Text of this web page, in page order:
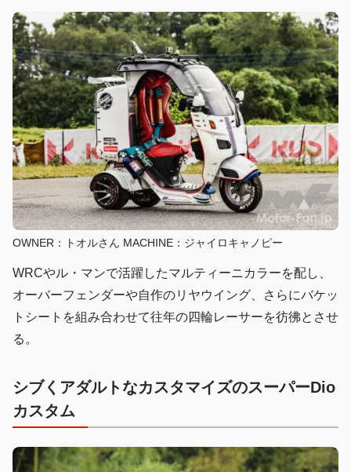
OWNER：トオルさん MACHINE：ジャイロキャノピー
WRCやル・マンで活躍したマルティーニカラーを配し、
オーバーフェンダーや自作のリヤウイング、さらにバケッ
トシートを組み合わせて往年の四輪レーサーを彷彿とさせ
る。
シブくアダルトなカスタマイズのスーパーDio
カスタム